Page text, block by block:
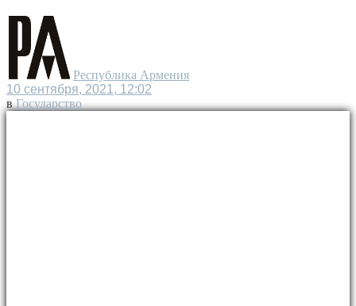
Республика Армения
10 сентября, 2021, 12:02
в Государство